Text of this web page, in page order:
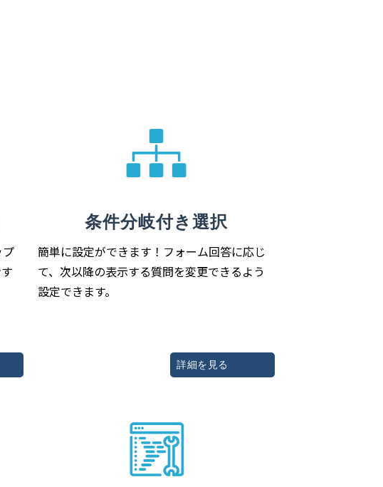
条件分岐付き選択
簡単に設定ができます！フォーム回答に応じ
て、次以降の表示する質問を変更できるよう
設定できます。
詳細を見る